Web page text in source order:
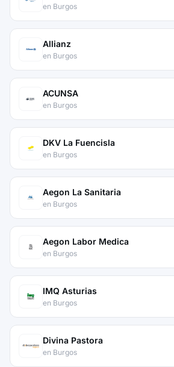
en Burgos
Allianz
en Burgos
ACUNSA
en Burgos
DKV La Fuencisla
en Burgos
Aegon La Sanitaria
en Burgos
Aegon Labor Medica
en Burgos
IMQ Asturias
en Burgos
Divina Pastora
en Burgos